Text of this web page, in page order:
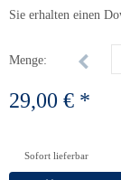
Sie erhalten einen
Menge:
29,00 € *
Sofort lieferbar